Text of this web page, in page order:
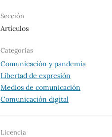
Sección
Artículos
Categorías
Comunicación y pandemia
Libertad de expresión
Medios de comunicación
Comunicación digital
Licencia